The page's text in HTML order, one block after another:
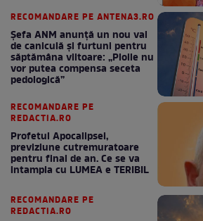
RECOMANDARE PE ANTENA3.RO
Șefa ANM anunță un nou val
de caniculă și furtuni pentru
săptămâna viitoare: „Ploile nu
vor putea compensa seceta
pedologică”
RECOMANDARE PE
REDACTIA.RO
Profetul Apocalipsei,
previziune cutremuratoare
pentru final de an. Ce se va
intampla cu LUMEA e TERIBIL
RECOMANDARE PE
REDACTIA.RO